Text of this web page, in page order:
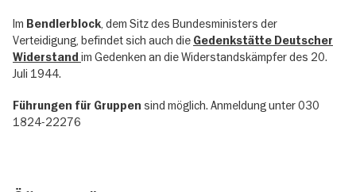
Im Bendlerblock, dem Sitz des Bundesministers der
Verteidigung, befindet sich auch die Gedenkstätte Deutscher
Widerstand im Gedenken an die Widerstandskämpfer des 20.
Juli 1944.
Führungen für Gruppen sind möglich. Anmeldung unter 030
1824-22276